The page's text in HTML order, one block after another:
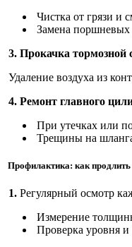
Чистка от грязи и
Замена поршневых
3. Прокачка тормозной
Удаление воздуха из
4. Ремонт главного
При утечках или
Трещины на
Профилактика: как
1. Регулярный осмотр
Измерение
Проверка уровня и